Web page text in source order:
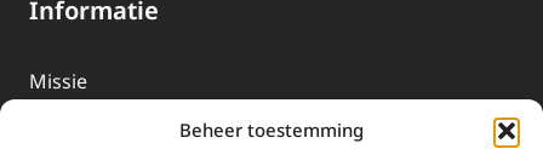
Beheer toestemming
Informatie
Missie